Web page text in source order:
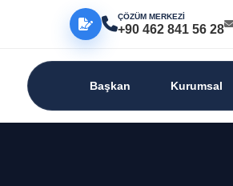
ÇÖZÜM MERKEZİ
+90 462 841 56 28
Başkan Kurumsal